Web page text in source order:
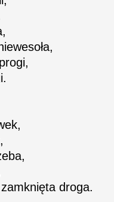
droga.